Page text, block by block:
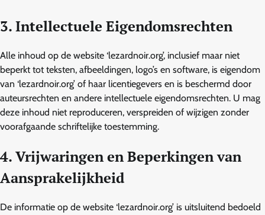
3. Intellectuele Eigendomsrechten
Alle inhoud op de website ‘lezardnoir.org’, inclusief maar niet
beperkt tot teksten, afbeeldingen, logo’s en software, is eigendom
van ‘lezardnoir.org’ of haar licentiegevers en is beschermd door
auteursrechten en andere intellectuele eigendomsrechten. U mag
deze inhoud niet reproduceren, verspreiden of wijzigen zonder
voorafgaande schriftelijke toestemming.
4. Vrijwaringen en Beperkingen van
Aansprakelijkheid
De informatie op de website ‘lezardnoir.org’ is uitsluitend bedoeld